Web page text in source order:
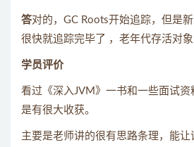
答对的，GC Roots开始追踪，但是
很快就追踪完毕了 ，老年代存活对
学员评价
看过《深入JVM》一书和一些面试资
是有很大收获。
主要是老师讲的很有思路条理，能让